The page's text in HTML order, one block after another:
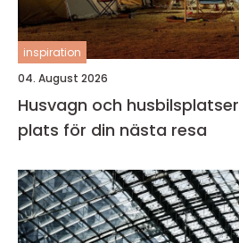
inspiration
04. August 2026
Husvagn och husbilsplatser så hittar du rätt
plats för din nästa resa